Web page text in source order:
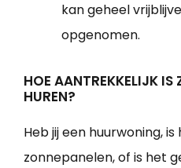
kan geheel
opgenomen.
HOE AANTREKKELIJK IS
HUREN?
Heb jij een huurwoning,
zonnepanelen, of is het